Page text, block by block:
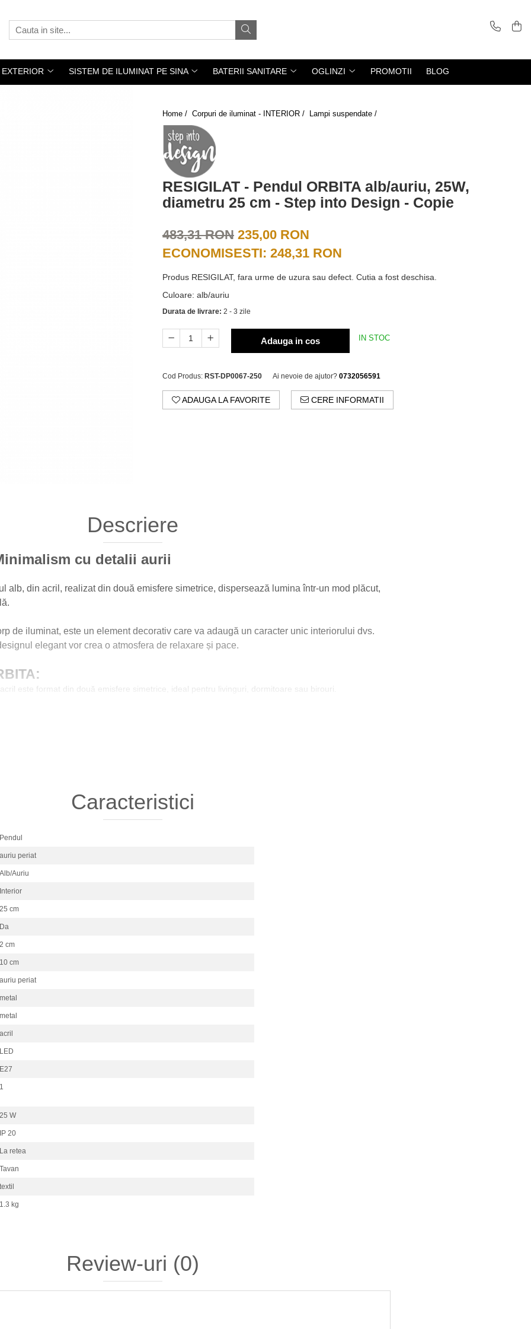
SISTEM DE ILUMINAT PE SINA BATERII SANITARE OGLINZI PROMOTII BLOG
Home / Corpuri de iluminat - INTERIOR / Lampi suspendate /
RESIGILAT - Pendul ORBITA alb/auriu, 25W,
diametru 25 cm - Step into Design - Copie
483,31 RON 235,00 RON
ECONOMISESTI: 248,31 RON
Produs RESIGILAT, fara urme de uzura sau defect. Cutia a fost deschisa.
Culoare: alb/auriu
Durata de livrare: 2 - 3 zile
Adauga in cos IN STOC
Cod Produs: RST-DP0067-250 Ai nevoie de ajutor? 0732056591
ADAUGA LA FAVORITE CERE INFORMATII
Descriere
cu detalii aurii
alb, din acril, realizat din două emisfere simetrice, dispersează lumina într-un mod plăcut,
de iluminat, este un element decorativ care va adaugă un caracter unic interiorului dvs.
elegant vor crea o atmosfera de relaxare și pace.
este format din două emisfere simetrice, ideal pentru livinguri, dormitoare sau birouri.
Caracteristici
Pendul
auriu periat
Alb/Auriu
Interior
25 cm
Da
2 cm
10 cm
auriu periat
metal
metal
acril
LED
E27
1
25 W
IP 20
La retea
Tavan
textil
1.3 kg
Review-uri (0)